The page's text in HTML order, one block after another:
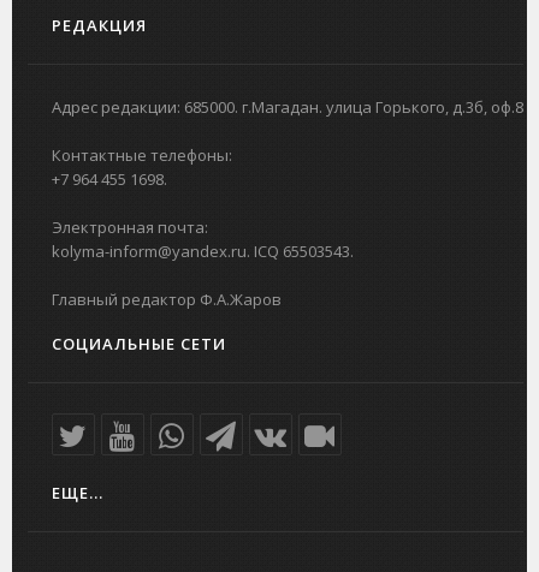
РЕДАКЦИЯ
Адрес редакции: 685000. г.Магадан. улица Горького, д.3б, оф.8
Контактные телефоны:
+7 964 455 1698.
Электронная почта:
kolyma-inform@yandex.ru. ICQ 65503543.
Главный редактор Ф.А.Жаров
СОЦИАЛЬНЫЕ СЕТИ
ЕЩЕ...